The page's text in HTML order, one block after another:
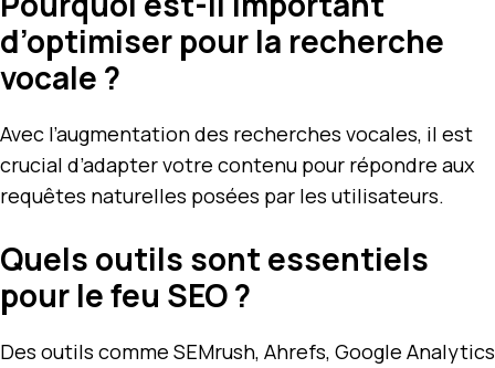
d’optimiser pour la recherche
vocale ?
Avec l’augmentation des recherches vocales, il est
crucial d’adapter votre contenu pour répondre aux
requêtes naturelles posées par les utilisateurs.
Quels outils sont essentiels
pour le feu SEO ?
Des outils comme SEMrush, Ahrefs, Google Analytics